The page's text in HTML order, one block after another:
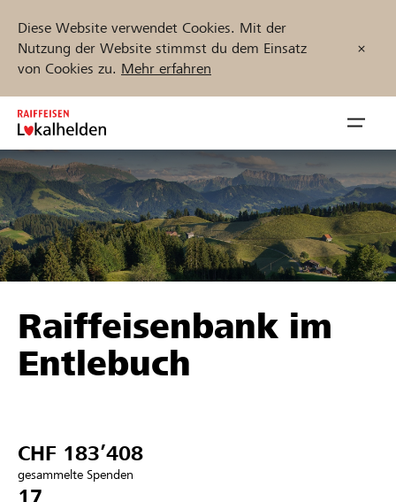
Diese Website verwendet Cookies. Mit der
Nutzung der Website stimmst du dem Einsatz
von Cookies zu. Mehr erfahren
Zum
Inhalt
springen
öffnen
Unterstützen
Hilfe & Support
Projekte und Organisationen finden
Jetzt starten
Raiffeisenbank im
Entlebuch
CHF 183’408
gesammelte Spenden
17